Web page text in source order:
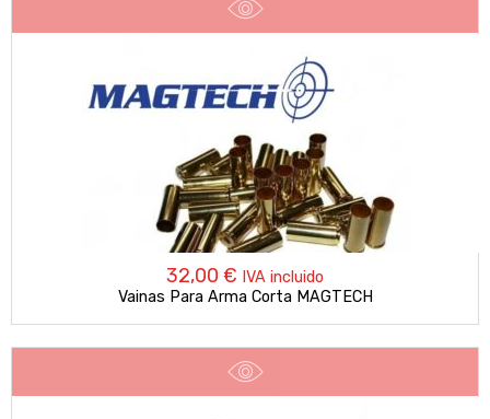
32,00 € IVA incluido
Vainas Para Arma Corta MAGTECH